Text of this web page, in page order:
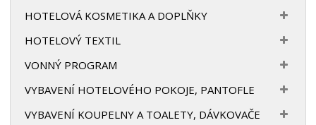
HOTELOVÁ KOSMETIKA A DOPLŇKY
HOTELOVÝ TEXTIL
VONNÝ PROGRAM
VYBAVENÍ HOTELOVÉHO POKOJE, PANTOFLE
VYBAVENÍ KOUPELNY A TOALETY, DÁVKOVAČE